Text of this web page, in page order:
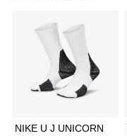
3 期 0 利率 每期
合作金庫商業銀行
華南商業銀行
上海商業儲蓄銀行
Apple Pay
NIKE U J UNICORN